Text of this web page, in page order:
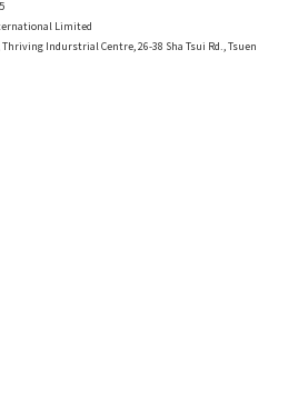
Limited
Thriving Indurstrial Centre, 26-38 Sha Tsui Rd., Tsuen